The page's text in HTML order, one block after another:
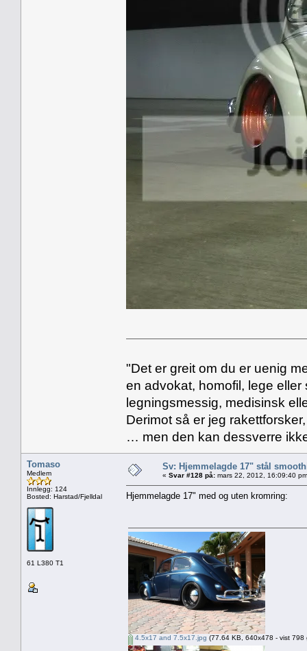
"Det er greit om du er uenig
en advokat, homofil, lege
legningsmessig, medisinsk
Derimot så er jeg
… men den kan dessverre
Tomaso
Medlem
Innlegg: 124
Bosted: Harstad/Fjelldal
61 L380 T1
Sv: Hjemmelagde 17" stål
« Svar #128 på: mars 22, 2012, 16:09:40
Hjemmelagde 17" med og uten kromring:
4.5x17 and 7.5x17.jpg (77.64 KB, 640x478 - vist 798